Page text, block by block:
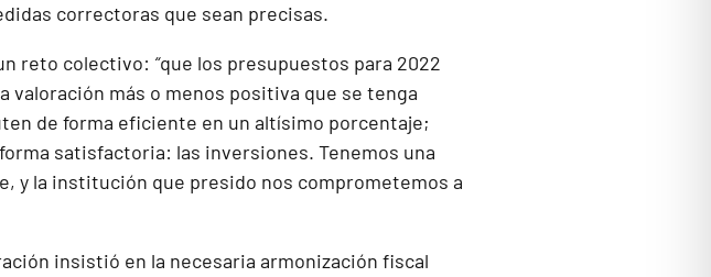
correctoras que sean precisas.
reto colectivo: “que los presupuestos para 2022
valoración más o menos positiva que se tenga
de forma eficiente en un altísimo porcentaje;
satisfactoria: las inversiones. Tenemos una
y la institución que presido nos comprometemos a
insistió en la necesaria armonización fiscal